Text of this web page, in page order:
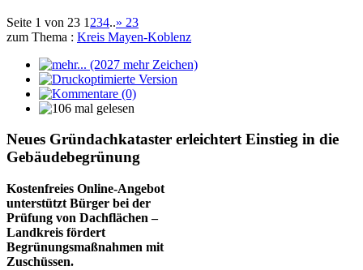
Seite 1 von 23 1 234..» 23
zum Thema : Kreis Mayen-Koblenz
Neues Gründachkataster erleichtert Einstieg in die
Gebäudebegrünung
Kostenfreies Online-Angebot
unterstützt Bürger bei der
Prüfung von Dachflächen –
Landkreis fördert
Begrünungsmaßnahmen mit
Zuschüssen.